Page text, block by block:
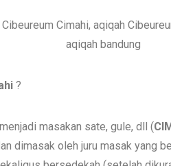
?
masakan sate, gule, dll (
dimasak oleh juru masak yang